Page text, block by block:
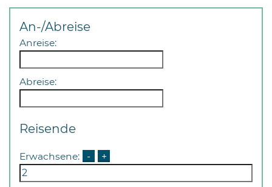
18
sowie
Öffnungszeiten
An-/Abreise
Anreise:
Abreise:
Reisende
Erwachsene: - +